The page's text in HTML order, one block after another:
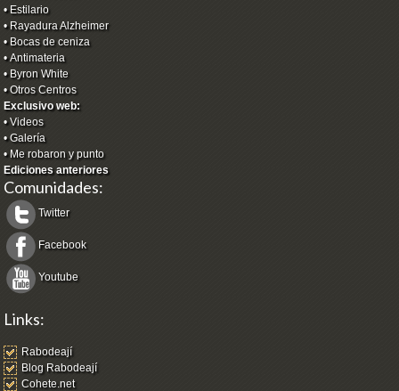
•Estilario
•Rayadura Alzheimer
•Bocas de ceniza
•Antimateria
•Byron White
•Otros Centros
Exclusivo web:
•Videos
•Galería
•Me robaron y punto
Ediciones anteriores
Comunidades:
Twitter
Facebook
Youtube
Links:
Rabodeají
Blog Rabodeají
Cohete.net